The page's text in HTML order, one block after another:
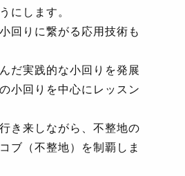
にします。
回りに繋がる応用技術も
だ実践的な小回りを発展
小回りを中心にレッスン
き来しながら、不整地の
ブ（不整地）を制覇しま